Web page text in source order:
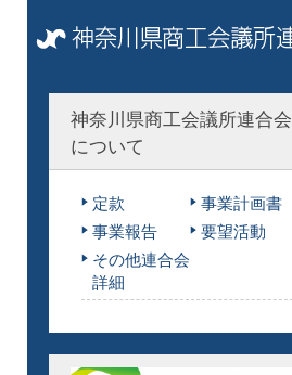
神奈川県商工会議所連合会
について
定款
事業計画書
事業報告
要望活動
その他連合会
詳細